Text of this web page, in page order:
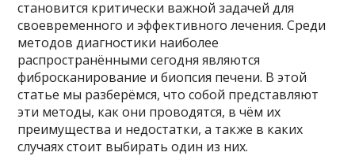
становится критически важной задачей для
своевременного и эффективного лечения. Среди
методов диагностики наиболее
распространёнными сегодня являются
фибросканирование и биопсия печени. В этой
статье мы разберёмся, что собой представляют
эти методы, как они проводятся, в чём их
преимущества и недостатки, а также в каких
случаях стоит выбирать один из них.